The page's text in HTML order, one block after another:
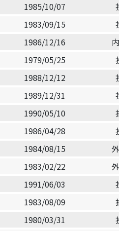
1985/10/07
1983/09/15
1986/12/16
1979/05/25
1988/12/12
1989/12/31
1990/05/10
1986/04/28
1984/08/15
1983/02/22
1991/06/03
1983/08/09
1980/03/31